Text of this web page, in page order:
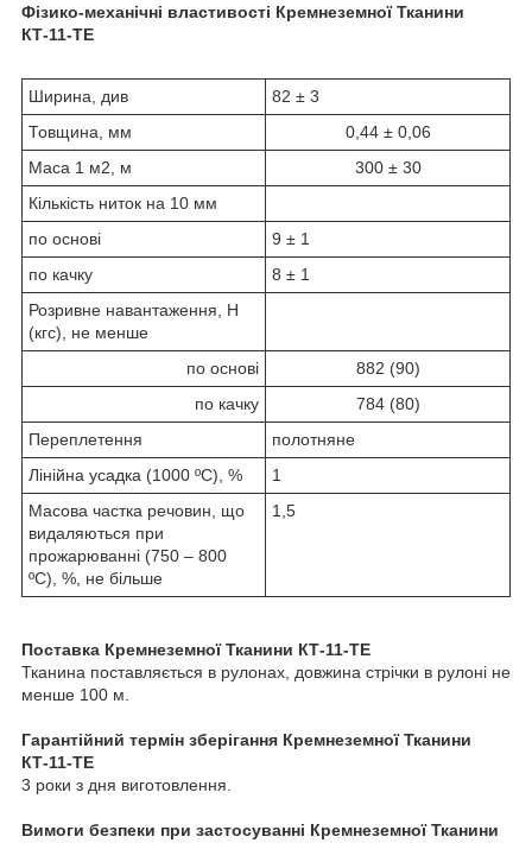
Фізико-механічні властивості Кремнеземної Тканини
КТ-11-ТЕ
Ширина, див
82 ± 3
Товщина, мм
0,44 ± 0,06
Маса 1 м2 , м
300 ± 30
Кількість ниток на 10 мм
по основі
9 ± 1
по качку
8 ± 1
Розривне навантаження, Н
(кгс), не менше
по основі
882 (90)
по качку
784 (80)
Переплетення
полотняне
Лінійна усадка (1000 ºС), %
1
Масова частка речовин, що
видаляються при
прожарюванні (750 – 800
ºС), %, не більше
1,5
Поставка Кремнеземної Тканини КТ-11-ТЕ
Тканина поставляється в рулонах, довжина стрічки в рулоні не
менше 100 м.
Гарантійний термін зберігання Кремнеземної Тканини
КТ-11-ТЕ
3 роки з дня виготовлення.
Вимоги безпеки при застосуванні Кремнеземної Тканини